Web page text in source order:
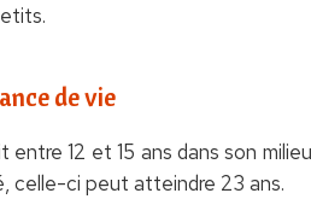
de vie
entre 12 et 15 ans dans son
celle-ci peut atteindre 23 ans.